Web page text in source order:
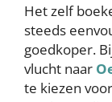
Het zelf
steeds
goedkoper.
vlucht naar
te kiezen